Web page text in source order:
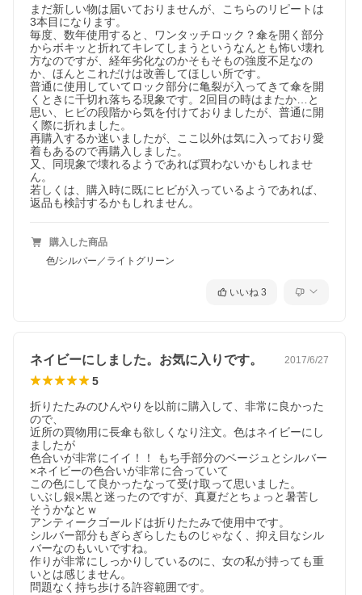
まだ新しい物は届いておりませんが、こちらのリピートは
3本目になります。
毎度、数年使用すると、ワンタッチロック？傘を開く部分
からボキッと折れてキレてしまうというなんとも怖い壊れ
方なのですが、経年劣化なのかそもそもの強度不足なの
か、ほんとこれだけは改善してほしい所です。
普通に使用していてロック部分に亀裂が入ってきて傘を開
くときに千切れ落ちる現象です。2回目の時はまたか…と
思い、ヒビの段階から気を付けておりましたが、普通に開
く際に折れました。
再購入するか迷いましたが、ここ以外は気に入っており愛
着もあるので再購入しました。
又、同現象で壊れるようであれば買わないかもしれませ
ん。
若しくは、購入時に既にヒビが入っているようであれば、
購入した商品
色/シルバー／ライトグリーン
いいね 3
ネイビーにしました。お気に入りです。 2017/6/27
5
折りたたみのひんやりを以前に購入して、非常に良かった
ので、
近所の買物用に長傘も欲しくなり注文。色はネイビーにし
ましたが
色合いが非常にイイ！！ もち手部分のベージュとシルバー
×ネイビーの色合いが非常に合っていて
この色にして良かったなって受け取って思いました。
いぶし銀×黒と迷ったのですが、真夏だとちょっと暑苦し
そうかなとｗ
アンティークゴールドは折りたたみで使用中です。
シルバー部分もぎらぎらしたものじゃなく、抑え目なシル
バーなのもいいですね。
作りが非常にしっかりしているのに、女の私が持っても重
いとは感じません。
問題なく持ち歩ける許容範囲です。